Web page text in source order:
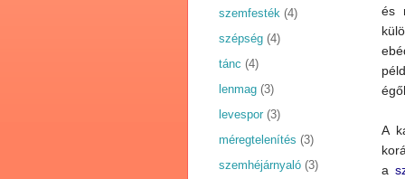
és
A
a
szemfesték (4)
szépség (4)
tánc (4)
lenmag (3)
levespor (3)
méregtelenítés (3)
szemhéjárnyaló (3)